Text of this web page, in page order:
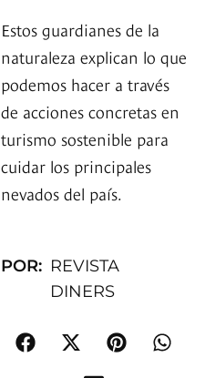
Estos guardianes de la
naturaleza explican lo que
podemos hacer a través
de acciones concretas en
turismo sostenible para
cuidar los principales
nevados del país.
POR: REVISTA
DINERS